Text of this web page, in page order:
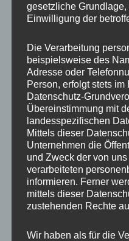
Hinweis
Lochzahl
Mittellochbohrung
Nabenbohrung
PCD
Traglast
Ähnliche Produkte
gesetzliche
Einwilligung der
Die Verarbeitung
beispielsweise des
Adresse oder
Person, erfolgt stets im
Datenschutz-
Übereinstimmung mit
landesspezifischen
Mittels dieser
Unternehmen die
und Zweck der von
verarbeiteten
informieren. Ferner
mittels dieser
zustehenden Rechte
Wir haben als für die